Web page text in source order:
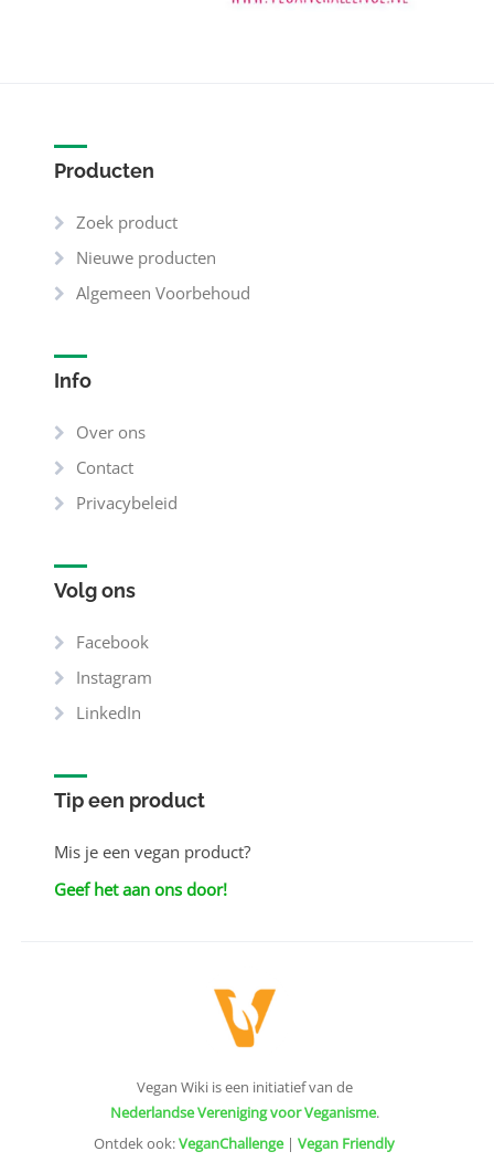
Producten
Zoek product
Nieuwe producten
Algemeen Voorbehoud
Info
Over ons
Contact
Privacybeleid
Volg ons
Facebook
Instagram
LinkedIn
Tip een product
Mis je een vegan product?
Geef het aan ons door!
Vegan Wiki is een initiatief van de
Nederlandse Vereniging voor Veganisme.
Ontdek ook:VeganChallenge| Vegan Friendly